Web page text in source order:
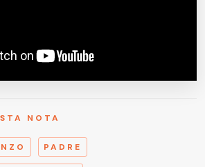
NOTA
PADRE